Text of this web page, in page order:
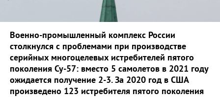
Военно-промышленный комплекс России
столкнулся с проблемами при производстве
серийных многоцелевых истребителей пятого
поколения Су-57: вместо 5 самолетов в 2021 году
ожидается получение 2-3. За 2020 год в США
произведено 123 истребителя пятого поколения